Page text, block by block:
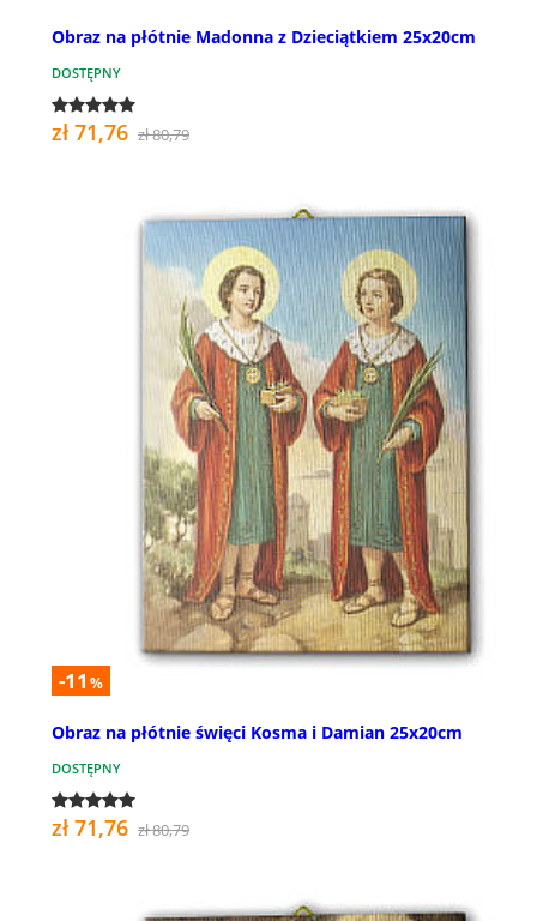
Obraz na płótnie Madonna z Dzieciątkiem 25x20cm
DOSTĘPNY
zł 71,76 zł 80,79
-11 %
Obraz na płótnie święci Kosma i Damian 25x20cm
DOSTĘPNY
zł 71,76 zł 80,79